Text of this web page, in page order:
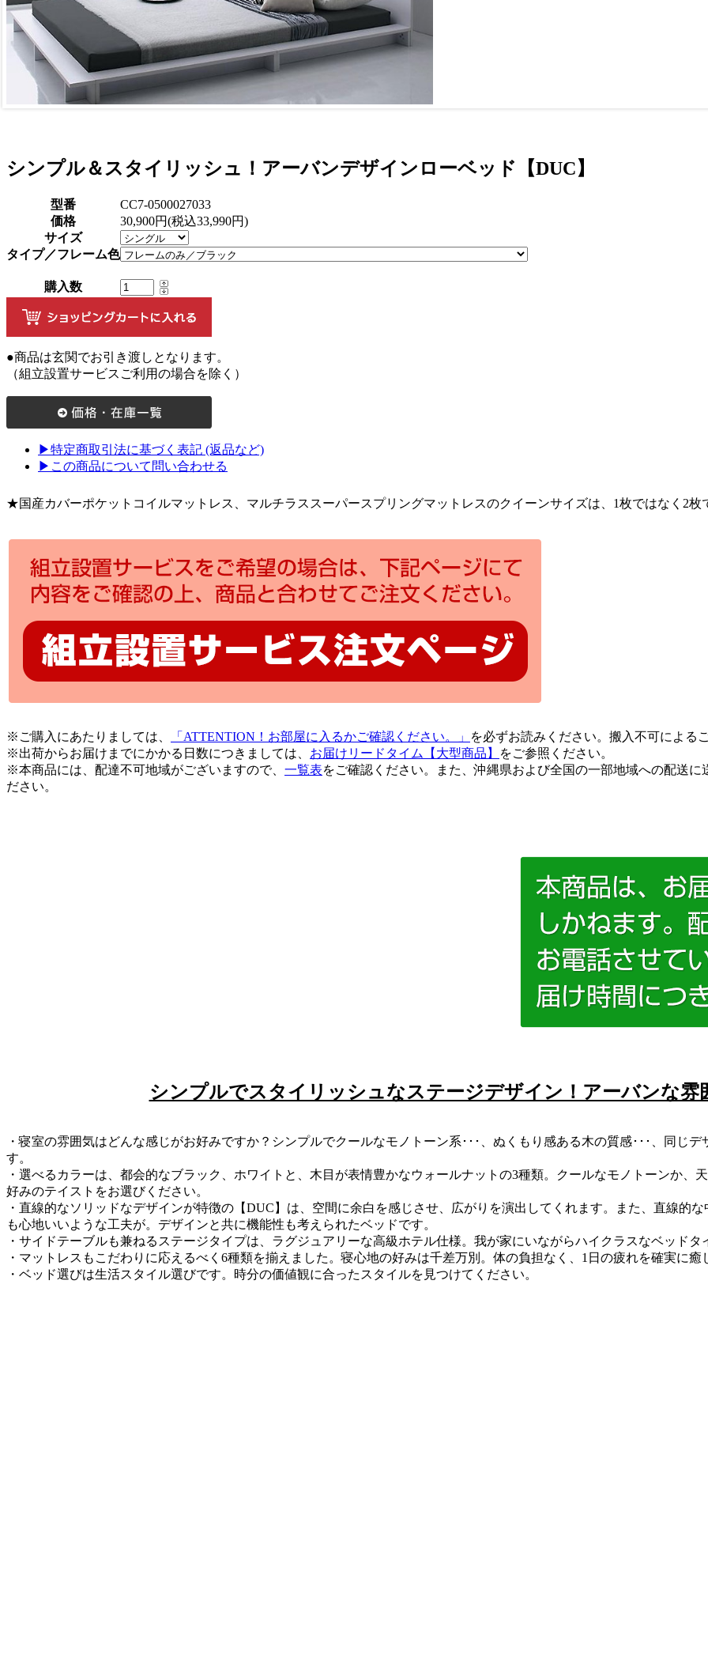
シンプル＆スタイリッシュ！アーバンデザインローベッド【DUC】
型番
CC7-0500027033
価格
30,900円(税込33,990円)
サイズ
タイプ／フレーム色
購入数
●商品は玄関でお引き渡しとなります。
（組立設置サービスご利用の場合を除く）
▶特定商取引法に基づく表記 (返品など)
▶この商品について問い合わせる
★国産カバーポケットコイルマットレス、マルチラススーパースプリングマットレスのクイーンサイズは、1枚ではなく2枚
※ご購入にあたりましては、 「ATTENTION！お部屋に入るかご確認ください。」
を必ずお読みください。搬入不可による
※出荷からお届けまでにかかる日数につきましては、 お届けリードタイム【大型商品】
をご参照ください。
※本商品には、配達不可地域がございますので、 一覧表をご確認ください。また、沖縄県および全国の一部地域への配送
ださい。
シンプルでスタイリッシュなステージデザイン！アーバンな雰
・寝室の雰囲気はどんな感じがお好みですか？シンプルでクールなモノトーン系･･･、ぬくもり感ある木の質感･･･、同じ
す。
・選べるカラーは、都会的なブラック、ホワイトと、木目が表情豊かなウォールナットの3種類。クールなモノトーンか、
好みのテイストをお選びください。
・直線的なソリッドなデザインが特徴の【DUC】は、空間に余白を感じさせ、広がりを演出してくれます。また、直線的
も心地いいような工夫が。デザインと共に機能性も考えられたベッドです。
・サイドテーブルも兼ねるステージタイプは、ラグジュアリーな高級ホテル仕様。我が家にいながらハイクラスなベッドタ
・マットレスもこだわりに応えるべく6種類を揃えました。寝心地の好みは千差万別。体の負担なく、1日の疲れを確実に癒
・ベッド選びは生活スタイル選びです。時分の価値観に合ったスタイルを見つけてください。